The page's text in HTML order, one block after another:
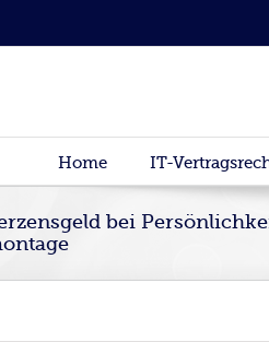
Home IT-
bei